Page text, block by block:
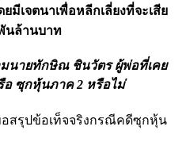
เจตนาเพื่อหลีกเลี่ยงที่จะเสีย
นล้านบาท
มนายทักษิณ ชินวัตร ผู้พ่อที่เคย
ซุกหุ้นภาค 2 หรือไม่
สรุปข้อเท็จจริงกรณีคดีซุกหุ้น